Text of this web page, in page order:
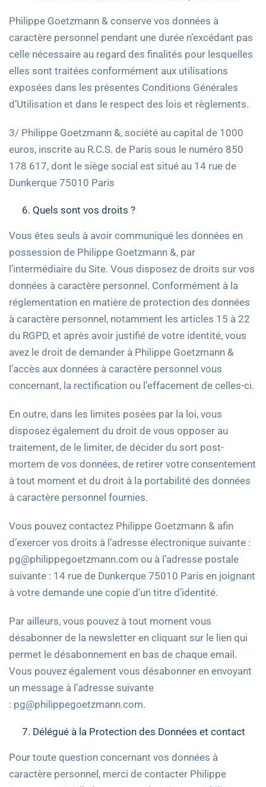
Philippe Goetzmann & conserve vos données à
caractère personnel pendant une durée n’excédant pas
celle nécessaire au regard des finalités pour lesquelles
elles sont traitées conformément aux utilisations
exposées dans les présentes Conditions Générales
d’Utilisation et dans le respect des lois et règlements.
3/ Philippe Goetzmann &, société au capital de 1000
euros, inscrite au R.C.S. de Paris sous le numéro 850
178 617, dont le siège social est situé au 14 rue de
Dunkerque 75010 Paris
Quels sont vos droits ?
Vous êtes seuls à avoir communiqué les données en
possession de Philippe Goetzmann &, par
l’intermédiaire du Site. Vous disposez de droits sur vos
données à caractère personnel. Conformément à la
réglementation en matière de protection des données
à caractère personnel, notamment les articles 15 à 22
du RGPD, et après avoir justifié de votre identité, vous
avez le droit de demander à Philippe Goetzmann &
l’accès aux données à caractère personnel vous
concernant, la rectification ou l’effacement de celles-ci.
En outre, dans les limites posées par la loi, vous
disposez également du droit de vous opposer au
traitement, de le limiter, de décider du sort post-
mortem de vos données, de retirer votre consentement
à tout moment et du droit à la portabilité des données
à caractère personnel fournies.
Vous pouvez contactez Philippe Goetzmann & afin
d’exercer vos droits à l’adresse électronique suivante :
pg@philippegoetzmann.com ou à l’adresse postale
suivante : 14 rue de Dunkerque 75010 Paris en joignant
à votre demande une copie d’un titre d’identité.
Par ailleurs, vous pouvez à tout moment vous
désabonner de la newsletter en cliquant sur le lien qui
permet le désabonnement en bas de chaque email.
Vous pouvez également vous désabonner en envoyant
un message à l’adresse suivante
: pg@philippegoetzmann.com.
Délégué à la Protection des Données et contact
Pour toute question concernant vos données à
caractère personnel, merci de contacter Philippe